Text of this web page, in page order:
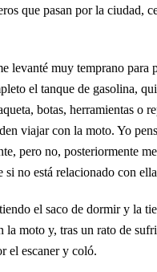
que pasan por la ciudad,
levanté muy temprano para
el tanque de gasolina,
botas, herramientas o
viajar con la moto. Yo
pero no, posteriormente
no está relacionado con
el saco de dormir y la
la moto y, tras un rato de
el escaner y coló.